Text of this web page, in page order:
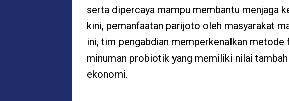
serta dipercaya mampu membantu menjaga
kini, pemanfaatan parijoto oleh masyarakat
ini, tim pengabdian memperkenalkan
minuman probiotik yang memiliki nilai
ekonomi.